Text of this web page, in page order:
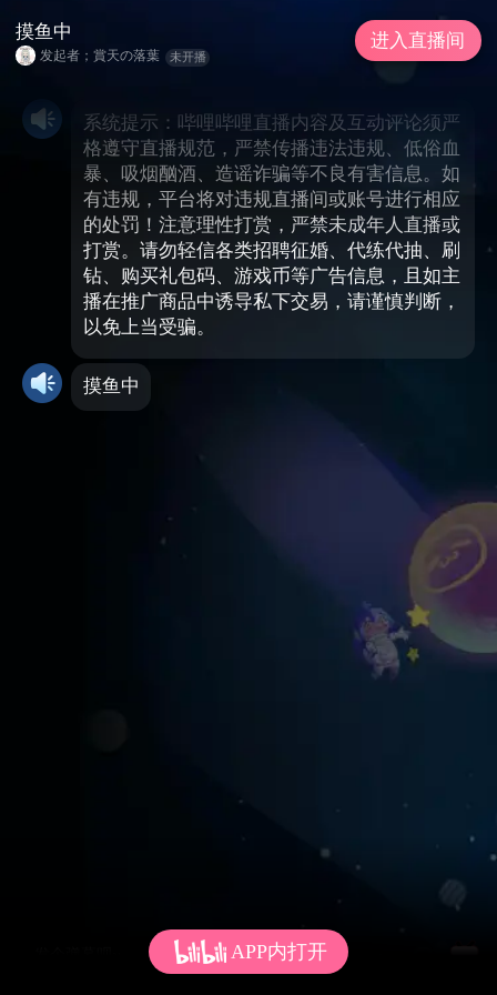
系统提示：哔哩哔哩直播内容及互动评论须严
格遵守直播规范，严禁传播违法违规、低俗血
暴、吸烟酗酒、造谣诈骗等不良有害信息。如
有违规，平台将对违规直播间或账号进行相应
的处罚！注意理性打赏，严禁未成年人直播或
打赏。请勿轻信各类招聘征婚、代练代抽、刷
钻、购买礼包码、游戏币等广告信息，且如主
播在推广商品中诱导私下交易，请谨慎判断，
以免上当受骗。
摸鱼中
摸鱼中
发起者；賞天の落葉 未开播
进入直播间
APP内打开